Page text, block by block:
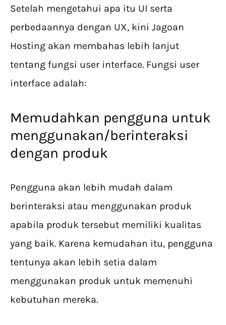
Setelah mengetahui apa itu UI serta
perbedaannya dengan UX, kini Jagoan
Hosting akan membahas lebih lanjut
tentang fungsi user interface. Fungsi user
interface adalah:
Memudahkan pengguna untuk
menggunakan/berinteraksi
dengan produk
Pengguna akan lebih mudah dalam
berinteraksi atau menggunakan produk
apabila produk tersebut memiliki kualitas
yang baik. Karena kemudahan itu, pengguna
tentunya akan lebih setia dalam
menggunakan produk untuk memenuhi
kebutuhan mereka.